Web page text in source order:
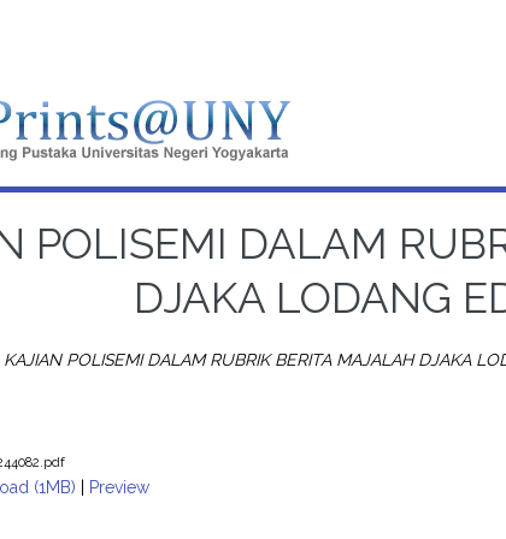
POLISEMI DALAM
DJAKA LODANG
KAJIAN POLISEMI DALAM RUBRIK BERITA MAJALAH DJAKA
(1MB) | Preview